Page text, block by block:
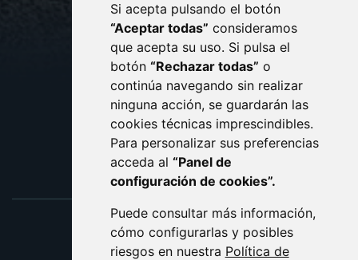
Si acepta pulsando el botón
“Aceptar todas” consideramos
que acepta su uso. Si pulsa el
botón “Rechazar todas” o
continúa navegando sin realizar
ninguna acción, se guardarán las
cookies técnicas imprescindibles.
Para personalizar sus preferencias
acceda al “Panel de
configuración de cookies”.
Puede consultar más información,
cómo configurarlas y posibles
riesgos en nuestra Política de
CONTACTO
AVISO LEGAL
PROTECCIÓN DE DATOS
POLÍTICA DE COOKIES
ACCESIBILIDAD
ENLACE EXTERNO AL